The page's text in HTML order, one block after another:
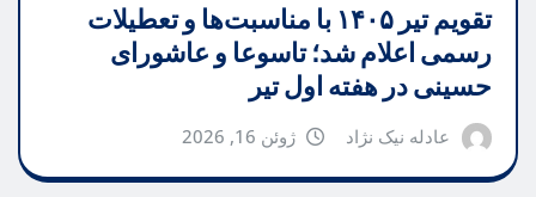
تقویم تیر ۱۴۰۵ با مناسبت‌ها و تعطیلات
رسمی اعلام شد؛ تاسوعا و عاشورای
حسینی در هفته اول تیر
عادله نیک نژاد ژوئن 16, 2026